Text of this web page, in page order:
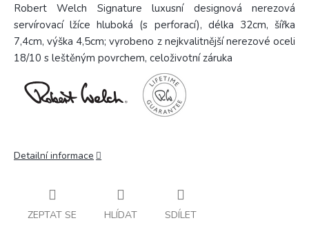
Robert Welch Signature luxusní designová nerezová
servírovací lžíce hluboká (s perforací), délka 32cm, šířka
7,4cm, výška 4,5cm; vyrobeno z nejkvalitnější nerezové oceli
18/10 s leštěným povrchem, celoživotní záruka
Detailní informace
ZEPTAT SE HLÍDAT SDÍLET